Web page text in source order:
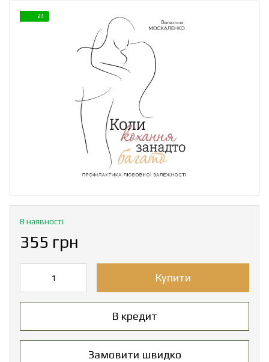
24
В наявності
355 грн
Купити
В кредит
Замовити швидко